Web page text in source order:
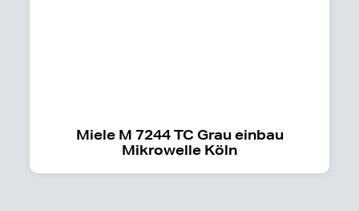
Miele M 7244 TC Grau einbau
Mikrowelle Köln